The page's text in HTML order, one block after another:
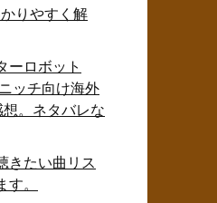
りやすく解
ーロボット
ッチ向け海外
。ネタバレな
きたい曲リス
。